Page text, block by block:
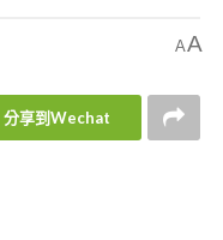
AA
分享到Wechat